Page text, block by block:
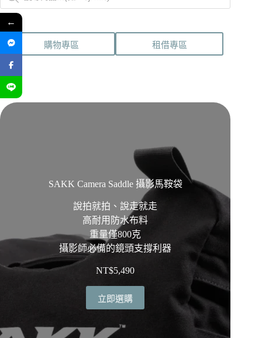
購物專區 租借專區
SAKK Camera Saddle 攝影馬鞍袋
說拍就拍、說走就走
高耐用防水布料
重量僅800克
攝影師必備的鏡頭支撐利器
NT$5,490
立即選購
←